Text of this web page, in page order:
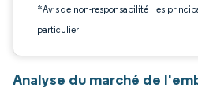
*Avis de non-responsabilité : les
particulier
Analyse du marché de